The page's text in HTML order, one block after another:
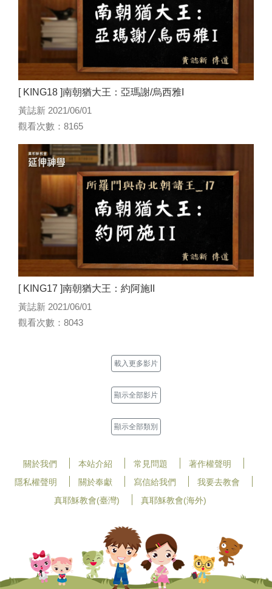
[ KING18 ]南朝猶大王：亞瑪謝/烏西雅I
黃誌新 2021/06/01
觀看次數：8165
[ KING17 ]南朝猶大王：約阿施II
黃誌新 2021/06/01
觀看次數：8043
載入更多影片
顯示全部影片
顯示全部類別
關於我們 本站介紹 常見問題
著作權聲明
隱私權聲明
關於奉獻 寫信給我們
我要去教會
真耶穌教會(臺灣)
真耶穌教會(海外)